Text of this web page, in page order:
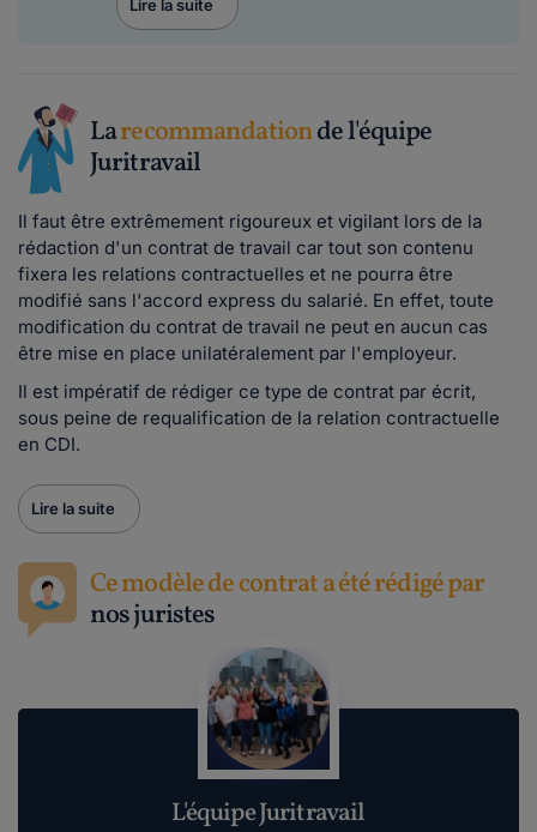
Lire la suite
Larecommandationde l'équipe
Juritravail
Il faut être extrêmement rigoureux et vigilant lors de la
rédaction d'un contrat de travail car tout son contenu
fixera les relations contractuelles et ne pourra être
modifié sans l'accord express du salarié. En effet, toute
modification du contrat de travail ne peut en aucun cas
être mise en place unilatéralement par l'employeur.
Il est impératif de rédiger ce type de contrat par écrit,
sous peine de requalification de la relation contractuelle
en CDI.
Lire la suite
Ce modèle de contrat a été rédigé par
nos juristes
L'équipe Juritravail